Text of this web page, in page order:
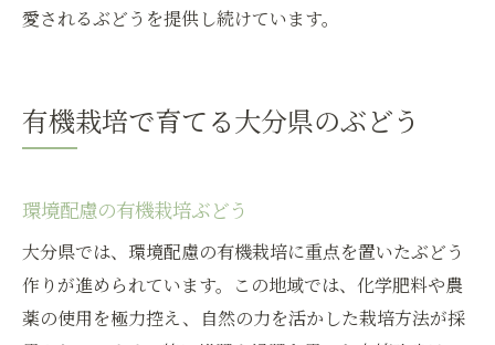
愛されるぶどうを提供し続けています。
有機栽培で育てる大分県のぶどう
環境配慮の有機栽培ぶどう
大分県では、環境配慮の有機栽培に重点を置いたぶどう
作りが進められています。この地域では、化学肥料や農
薬の使用を極力控え、自然の力を活かした栽培方法が採